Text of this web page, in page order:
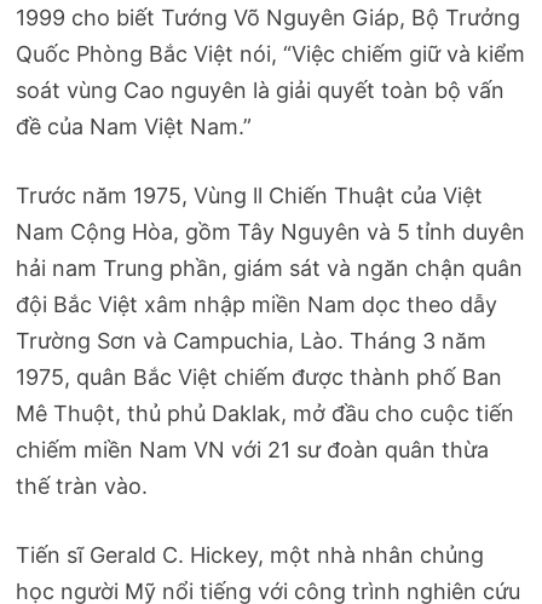
1999 cho biết Tướng Võ Nguyên Giáp, Bộ Trưởng
Quốc Phòng Bắc Việt nói, “Việc chiếm giữ và kiểm
soát vùng Cao nguyên là giải quyết toàn bộ vấn
đề của Nam Việt Nam.”
Trước năm 1975, Vùng ll Chiến Thuật của Việt
Nam Cộng Hòa, gồm Tây Nguyên và 5 tỉnh duyên
hải nam Trung phần, giám sát và ngăn chận quân
đội Bắc Việt xâm nhập miền Nam dọc theo dẫy
Trường Sơn và Campuchia, Lào. Tháng 3 năm
1975, quân Bắc Việt chiếm được thành phố Ban
Mê Thuột, thủ phủ Daklak, mở đầu cho cuộc tiến
chiếm miền Nam VN với 21 sư đoàn quân thừa
thế tràn vào.
Tiến sĩ Gerald C. Hickey, một nhà nhân chủng
học người Mỹ nổi tiếng với công trình nghiên cứu